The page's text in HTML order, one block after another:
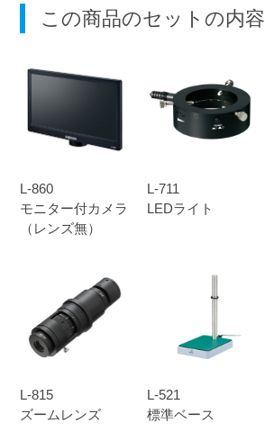
この商品のセットの内容
L-860
モニター付カメラ
（レンズ無）
L-711
LEDライト
L-815
ズームレンズ
L-521
標準ベース